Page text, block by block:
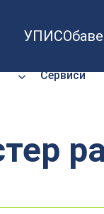
УПИС
Сервиси